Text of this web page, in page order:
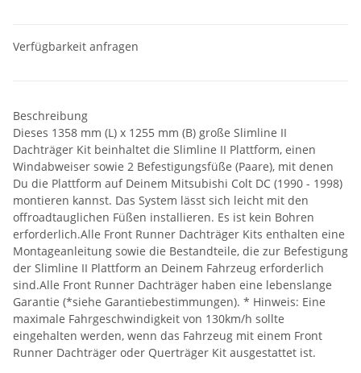
Verfügbarkeit anfragen
Beschreibung
Dieses 1358 mm (L) x 1255 mm (B) große Slimline II
Dachträger Kit beinhaltet die Slimline II Plattform, einen
Windabweiser sowie 2 Befestigungsfüße (Paare), mit denen
Du die Plattform auf Deinem Mitsubishi Colt DC (1990 - 1998)
montieren kannst. Das System lässt sich leicht mit den
offroadtauglichen Füßen installieren. Es ist kein Bohren
erforderlich.Alle Front Runner Dachträger Kits enthalten eine
Montageanleitung sowie die Bestandteile, die zur Befestigung
der Slimline II Plattform an Deinem Fahrzeug erforderlich
sind.Alle Front Runner Dachträger haben eine lebenslange
Garantie (*siehe Garantiebestimmungen). * Hinweis: Eine
maximale Fahrgeschwindigkeit von 130km/h sollte
eingehalten werden, wenn das Fahrzeug mit einem Front
Runner Dachträger oder Querträger Kit ausgestattet ist.